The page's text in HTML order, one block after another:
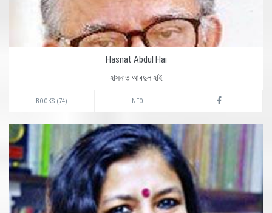
Hasnat Abdul Hai
হাসনাত আবদুল হাই
BOOKS (74) INFO